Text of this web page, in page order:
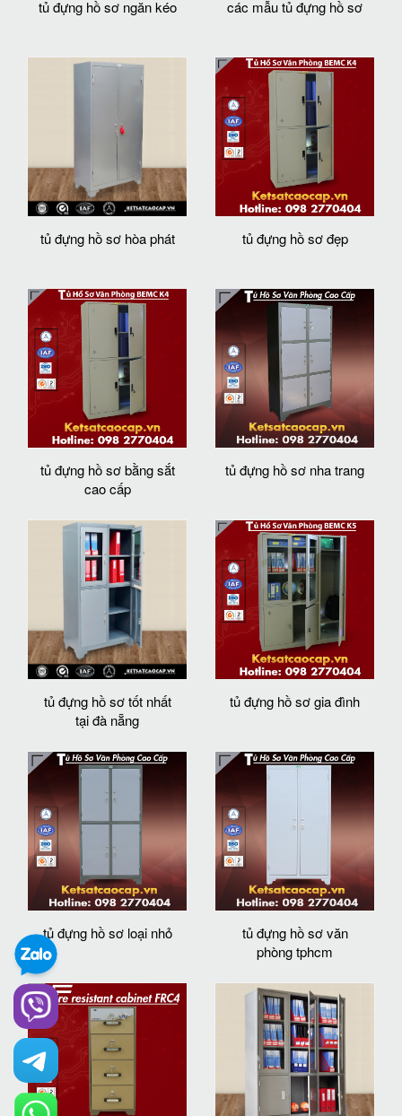
tủ đựng hồ sơ ngăn kéo các mẫu tủ đựng hồ sơ
tủ đựng hồ sơ hòa phát tủ đựng hồ sơ đẹp
tủ đựng hồ sơ bằng sắt
cao cấp
tủ đựng hồ sơ nha trang
tủ đựng hồ sơ tốt nhất
tại đà nẵng
tủ đựng hồ sơ gia đình
tủ đựng hồ sơ loại nhỏ
tủ đựng hồ sơ văn
phòng tphcm